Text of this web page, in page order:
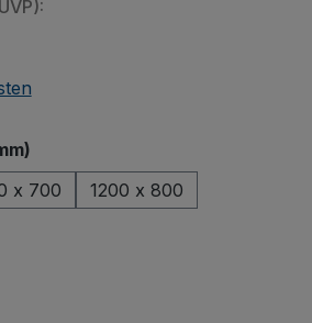
auswählen
x 700 1200 x 800